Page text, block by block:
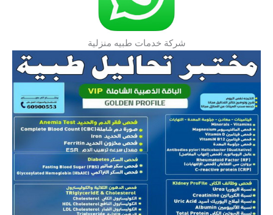
شركة خدمات طبيه منزلية